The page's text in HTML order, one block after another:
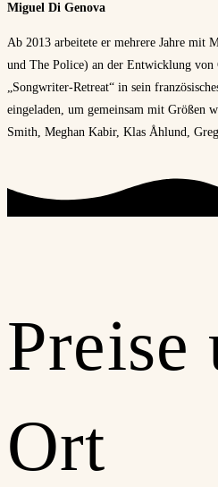
Miguel Di Genova
Ab 2013 arbeitete er mehrere Jahre mit
und The Police) an der Entwicklung
„Songwriter-Retreat“ in sein
eingeladen, um gemeinsam mit Größen
Smith, Meghan Kabir, Klas Åhlund,
Preise
Ort